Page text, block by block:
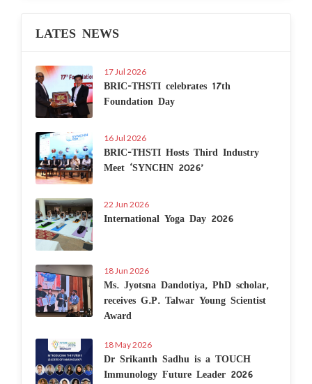
LATES NEWS
17 Jul 2026
BRIC-THSTI celebrates 17th
Foundation Day
16 Jul 2026
BRIC-THSTI Hosts Third Industry
Meet ‘SYNCHN 2026’
22 Jun 2026
International Yoga Day 2026
18 Jun 2026
Ms. Jyotsna Dandotiya, PhD scholar,
receives G.P. Talwar Young Scientist
Award
18 May 2026
Dr Srikanth Sadhu is a TOUCH
Immunology Future Leader 2026